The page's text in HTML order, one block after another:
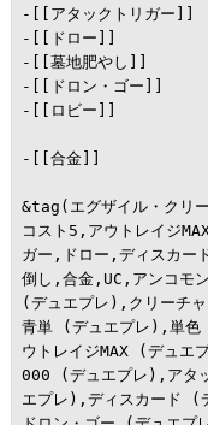
-[[アタックトリガー]]
-[[ドロー]]
-[[墓地肥やし]]
-[[ドロン・ゴー]]
-[[ロビー]]
-[[合金]]
&tag(エグザイル・クリ
コスト5,アウトレイジ
ガー,ドロー,ディスカ
倒し,合金,UC,アンコモ
(デュエプレ),クリーチ
青単 (デュエプレ),単
ウトレイジMAX (デュ
000 (デュエプレ),アタ
エプレ),ディスカード